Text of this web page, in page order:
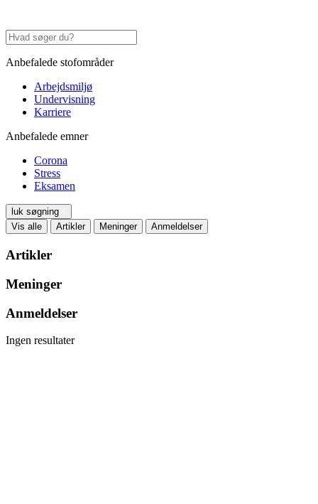
Anbefalede stofområder
Arbejdsmiljø
Undervisning
Karriere
Anbefalede emner
Corona
Stress
Eksamen
luk søgning
Vis alle
Artikler Meninger Anmeldelser
Artikler
Meninger
Anmeldelser
Ingen resultater